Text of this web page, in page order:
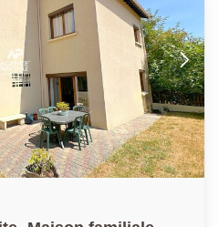
de nombreux rangements,
faire office de chambre
douche à l'italienne et WC
également d'un vaste
combles. L'appartement est
dans toutes les pièces pour